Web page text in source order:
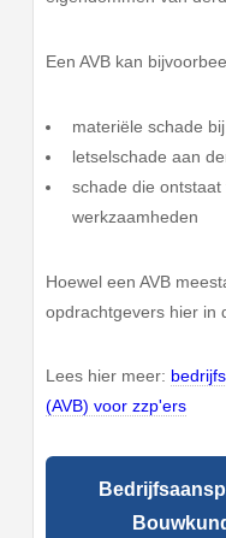
Een AVB kan
materiële schade
letselschade aan
schade die
werkzaamheden
Hoewel een AVB
opdrachtgevers hier in
Lees hier meer:
(AVB) voor zzp'ers